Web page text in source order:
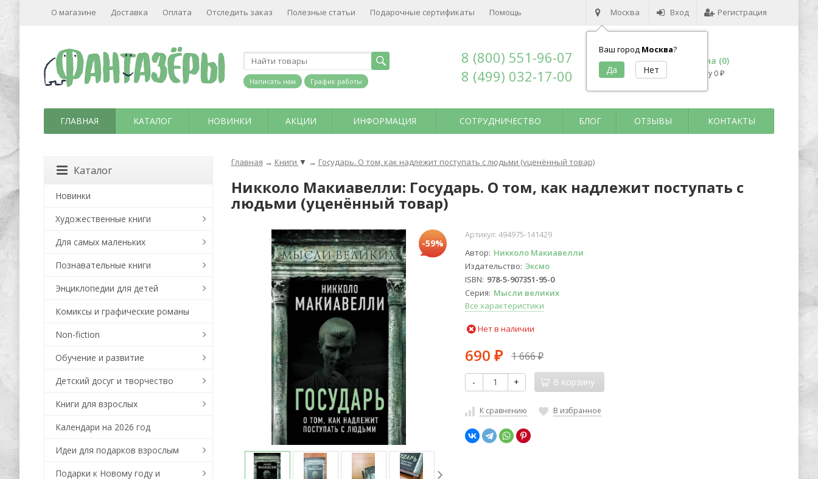
Москва
Ваш город Москва?
Вход Регистрация
О магазине Доставка Оплата Отследить заказ Полезные статьи Подарочные сертификаты Помощь
Написать нам График работы
8 (800) 551-96-07
8 (499) 032-17-00
Корзина (0)
на сумму 0 ₽
ГЛАВНАЯ КАТАЛОГ НОВИНКИ АКЦИИ ИНФОРМАЦИЯ СОТРУДНИЧЕСТВО БЛОГ ОТЗЫВЫ КОНТАКТЫ
Главная → Книги ▼ → Государь. О том, как надлежит поступать с людьми (уценённый товар)
Никколо Макиавелли: Государь. О том, как надлежит поступать с
людьми (уценённый товар)
-59%
Артикул: 494975-141429
Автор Никколо Макиавелли
Издательство Эксмо
ISBN 978-5-907351-95-0
Серия Мысли великих
Все характеристики
Нет в наличии
690 ₽ 1 666₽
- + В корзину
К сравнению В избранное
Каталог
Новинки
Художественные книги
Для самых маленьких
Познавательные книги
Энциклопедии для детей
Комиксы и графические романы
Non-fiction
Обучение и развитие
Детский досуг и творчество
Книги для взрослых
Календари на 2026 год
Идеи для подарков взрослым
Подарки к Новому году и